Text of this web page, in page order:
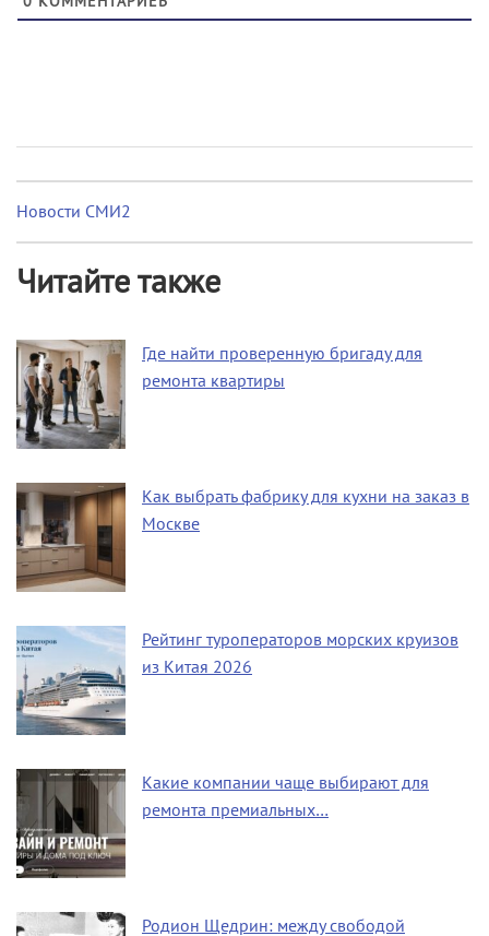
Новости СМИ2
Читайте также
Где найти проверенную бригаду для
ремонта квартиры
Как выбрать фабрику для кухни на заказ в
Москве
Рейтинг туроператоров морских круизов
из Китая 2026
Какие компании чаще выбирают для
ремонта премиальных…
Родион Щедрин: между свободой